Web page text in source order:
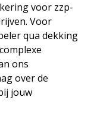
voor zzp-
Voor
qua dekking
ons
over de
jouw